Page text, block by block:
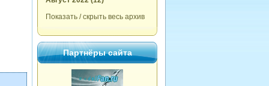
Показать / скрыть весь архив
Партнёры сайта